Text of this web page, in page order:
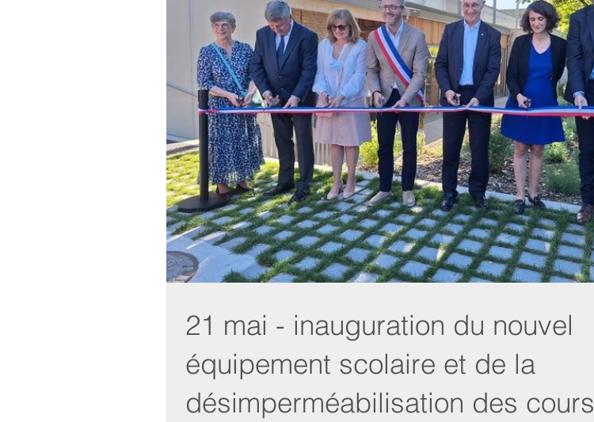
21 mai - inauguration du nouvel
équipement scolaire et de la
désimperméabilisation des cours